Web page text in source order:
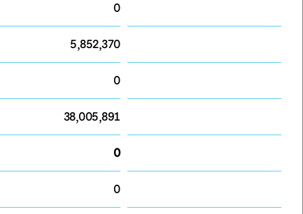
0
5,852,370
0
38,005,891
0
0